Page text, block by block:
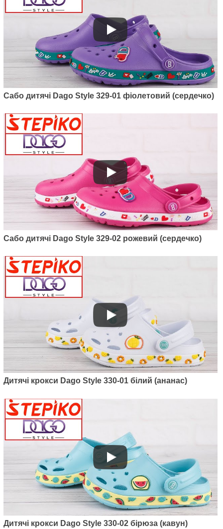
Артикул: M6001-06
Дитячі утеплені крокси Dago
Style M6001-06 (фіолет)
375грн.
Артикул: 2091-03
Крокси Kredo 2091-03 (темно-
395
Крокси Kredo 2091-02 (лаванда/
фіолет)
395
Сабо дитячі Dago Style 329-01 фіолетовий (сердечко)
Сабо дитячі Dago Style 329-02 рожевий (сердечко)
Дитячі крокси Dago Style 330-01 білий (ананас)
Дитячі крокси Dago Style 330-02 бірюза (кавун)